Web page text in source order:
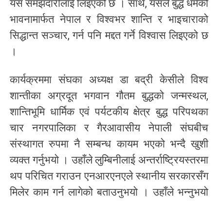
यस समझदारीलाई लिइएको छ । साथै, यसले बुद्ध धर्मको
भावनामार्फत नेपाल र विश्वभर शान्ति र भाइचाराको
सिद्धान्त सञ्चार, गर्न पनि मद्दत गर्ने विश्वास लिइएको छ
।
कार्यक्रममा संघका अध्यक्ष डा बद्री केसीले विश्व
शान्तीका अग्रदूत भगवान गौतम बुद्धको जन्मस्थल,
शान्तिभूमि धार्मिक एवं पर्यटकीय क्षेत्र बुद्ध परिपथका
चार नगरपालिका र गैरआवासीय नेपाली संघबीच
संस्थागत रुपमा नै सम्बन्ध कायम भएको भन्दै खुशी
व्यक्त गर्नुभयो । उहाँले लुम्बिनीलाई अन्तर्राष्ट्रियस्तरमा
थप परिचित गराउन एनआरएनएले स्थानीय सरकारसँग
मिलेर काम गर्न लागेको बताउनुभयो । उहाँले भन्नुभयो